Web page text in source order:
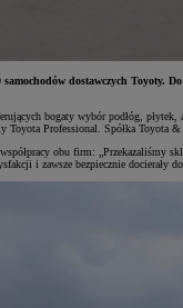
dostawczych
bogaty wybór podłóg,
Toyota Professional. Spółka
obu firm: „Przekazaliśmy
i zawsze bezpiecznie docierały